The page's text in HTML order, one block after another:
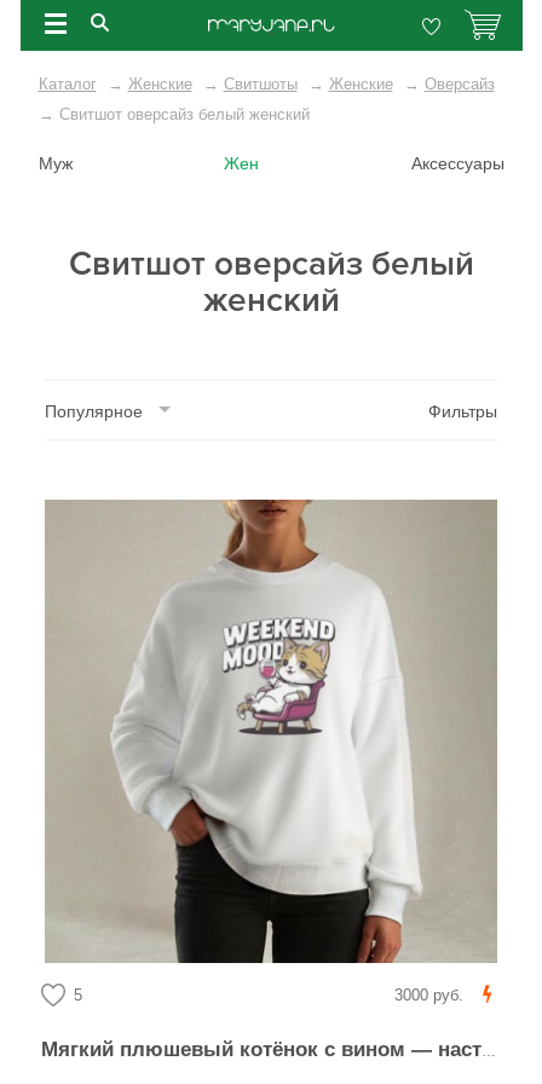
Каталог → Женские → Свитшоты → Женские → Оверсайз
→ Свитшот оверсайз белый женский
Муж Жен Аксессуары
Свитшот оверсайз белый
женский
Популярное Фильтры
5 3000 руб.
Мягкий плюшевый котёнок с вином — настроение выходных